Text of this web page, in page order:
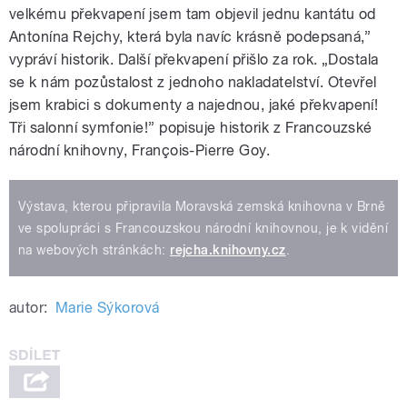
velkému překvapení jsem tam objevil jednu kantátu od
Antonína Rejchy, která byla navíc krásně podepsaná,”
vypráví historik. Další překvapení přišlo za rok. „Dostala
se k nám pozůstalost z jednoho nakladatelství. Otevřel
jsem krabici s dokumenty a najednou, jaké překvapení!
Tři salonní symfonie!” popisuje historik z Francouzské
národní knihovny, François-Pierre Goy.
Výstava, kterou připravila Moravská zemská knihovna v Brně
ve spolupráci s Francouzskou národní knihovnou, je k vidění
na webových stránkách: rejcha.knihovny.cz
autor: Marie Sýkorová